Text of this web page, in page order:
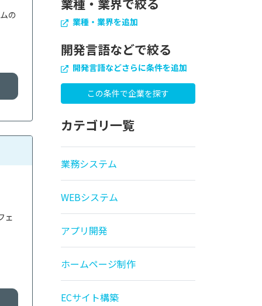
の
ェ
業種・業界で絞る
業種・業界を追加
開発言語などで絞る
開発言語などさらに条件を追加
カテゴリ一覧
業務システム
WEBシステム
アプリ開発
ホームページ制作
ECサイト構築